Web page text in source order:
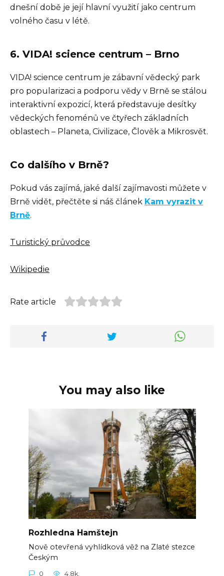
dnešní době je její hlavní využití jako centrum
volného času v létě.
6. VIDA! science centrum – Brno
VIDA! science centrum je zábavní vědecký park
pro popularizaci a podporu vědy v Brně se stálou
interaktivní expozicí, která představuje desítky
vědeckých fenoménů ve čtyřech základních
oblastech – Planeta, Civilizace, Člověk a Mikrosvět.
Co dalšího v Brně?
Pokud vás zajímá, jaké další zajímavosti můžete v
Brně vidět, přečtěte si náš článek Kam vyrazit v
Brně.
Turistický průvodce
Wikipedie
Rate article
You may also like
Rozhledna Hamštejn
Nově otevřená vyhlídková věž na Zlaté stezce
Českým
0 4.8k.